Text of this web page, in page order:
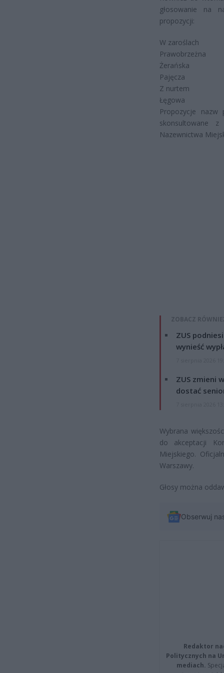
głosowanie na
propozycji:
W zaroślach
Prawobrzeżna
Żerańska
Pajęcza
Z nurtem
Łęgowa
Propozycje nazw
skonsultowane z
Nazewnictwa
ZOBACZ
ZUS
wynieść
ZUS zmieni
dostać
Wybrana
do akceptacji
Miejskiego.
Warszawy.
Głosy można
Obserwuj
Redaktor
Politycznych na
mediach.